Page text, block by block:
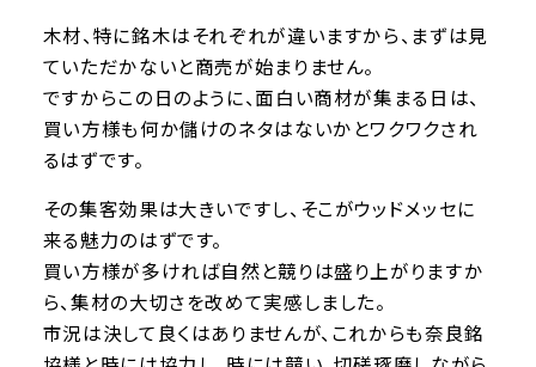
木材、特に銘木はそれぞれが違いますから、まずは見
ていただかないと商売が始まりません。
ですからこの日のように、面白い商材が集まる日は、
買い方様も何か儲けのネタはないかとワクワクされ
るはずです。
その集客効果は大きいですし、そこがウッドメッセに
来る魅力のはずです。
買い方様が多ければ自然と競りは盛り上がりますか
ら、集材の大切さを改めて実感しました。
市況は決して良くはありませんが、これからも奈良銘